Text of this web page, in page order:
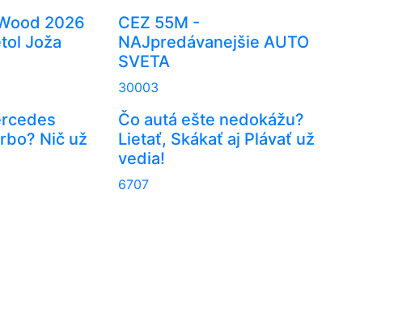
2026
Joža
CEZ 55M -
NAJpredávanejšie AUTO
SVETA
30003
Nič už
Čo autá ešte nedokážu?
Lietať, Skákať aj Plávať už
vedia!
6707